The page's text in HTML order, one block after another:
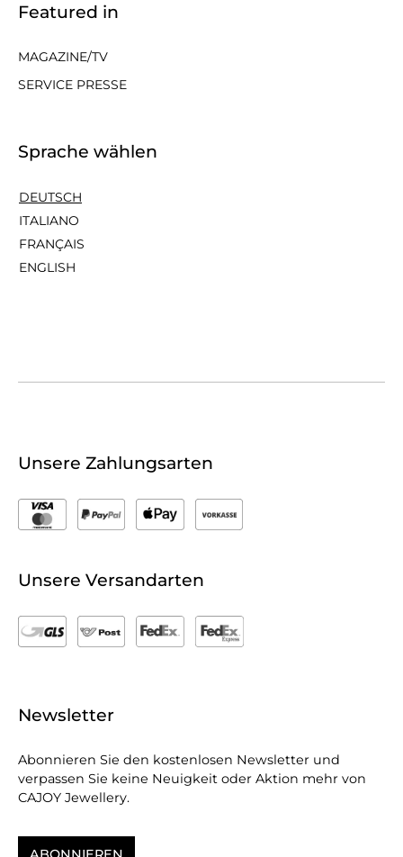
Featured in
MAGAZINE/TV
SERVICE PRESSE
Sprache wählen
DEUTSCH
ITALIANO
FRANÇAIS
ENGLISH
Unsere Zahlungsarten
Unsere Versandarten
Newsletter
Abonnieren Sie den kostenlosen Newsletter und
verpassen Sie keine Neuigkeit oder Aktion mehr von
CAJOY Jewellery.